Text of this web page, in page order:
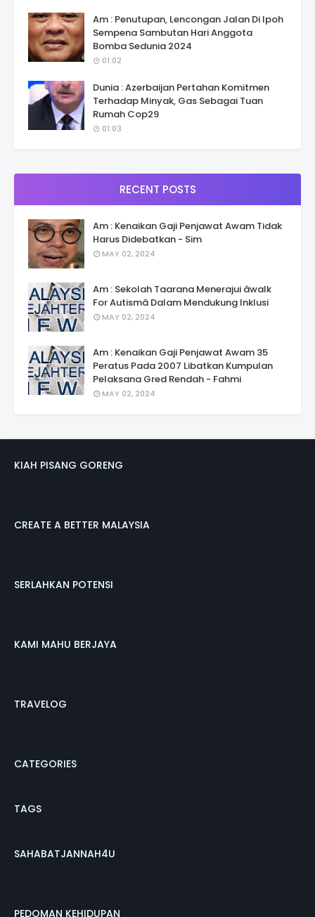
Am : Penutupan, Lencongan Jalan Di Ipoh
Sempena Sambutan Hari Anggota
Bomba Sedunia 2024
01:02
Dunia : Azerbaijan Pertahan Komitmen
Terhadap Minyak, Gas Sebagai Tuan
Rumah Cop29
01:03
RECENT POSTS
Am : Kenaikan Gaji Penjawat Awam Tidak
Harus Didebatkan - Sim
MAY 02, 2024
Am : Sekolah Taarana Menerajui âwalk
For Autismâ Dalam Mendukung Inklusi
MAY 02, 2024
Am : Kenaikan Gaji Penjawat Awam 35
Peratus Pada 2007 Libatkan Kumpulan
Pelaksana Gred Rendah - Fahmi
MAY 02, 2024
KIAH PISANG GORENG
CREATE A BETTER MALAYSIA
SERLAHKAN POTENSI
KAMI MAHU BERJAYA
TRAVELOG
CATEGORIES
TAGS
SAHABATJANNAH4U
PEDOMAN KEHIDUPAN